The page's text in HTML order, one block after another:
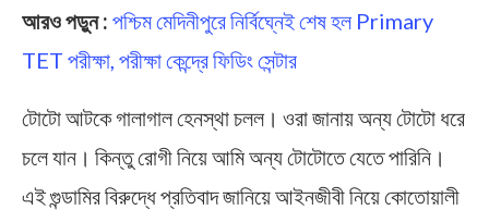
আরও পড়ুন : পশ্চিম মেদিনীপুরে নির্বিঘ্নেই শেষ হল Primary
TET পরীক্ষা, পরীক্ষা কেন্দ্রে ফিডিং সেন্টার
টোটো আটকে গালাগাল হেনস্থা চলল। ওরা জানায় অন্য টোটো ধরে
চলে যান। কিন্তু রোগী নিয়ে আমি অন্য টোটোতে যেতে পারিনি।
এই গুন্ডামির বিরুদ্ধে প্রতিবাদ জানিয়ে আইনজীবী নিয়ে কোতোয়ালী